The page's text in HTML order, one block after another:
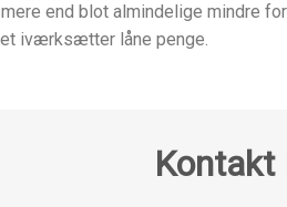
mere end blot almindelige mindre
iværksætter låne penge.
Kontakt